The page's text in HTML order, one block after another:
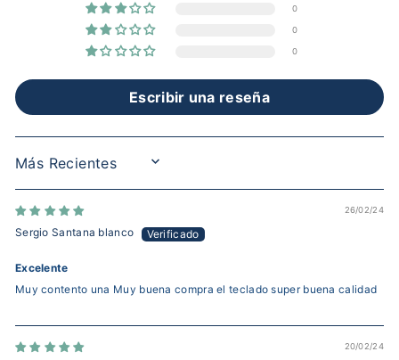
0
0
0
Escribir una reseña
SORT BY
26/02/24
Sergio Santana blanco
Excelente
Muy contento una Muy buena compra el teclado super buena calidad
20/02/24